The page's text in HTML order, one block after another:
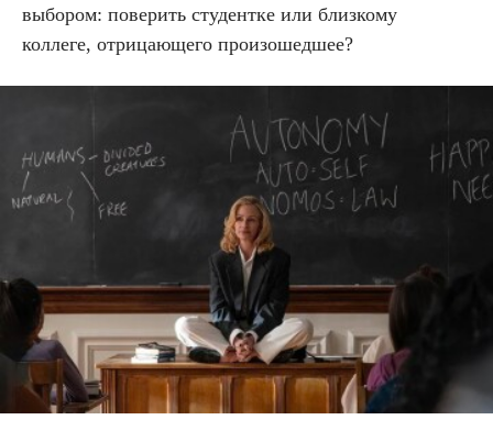
выбором: поверить студентке или близкому
коллеге, отрицающего произошедшее?